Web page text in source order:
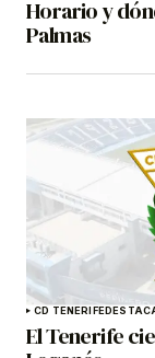
Horario y
Palmas
CD TENERIFE
El Tenerife